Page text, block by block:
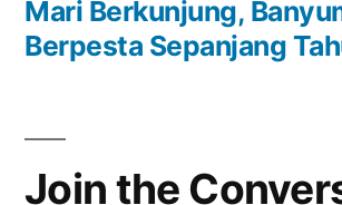
post:
Mari Berkunjung,
Berpesta Sepanjang
Join the